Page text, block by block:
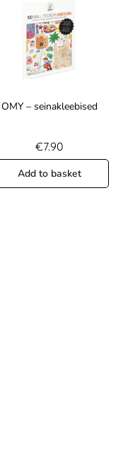
OMY – seinakleebised
€7.90
Add to basket